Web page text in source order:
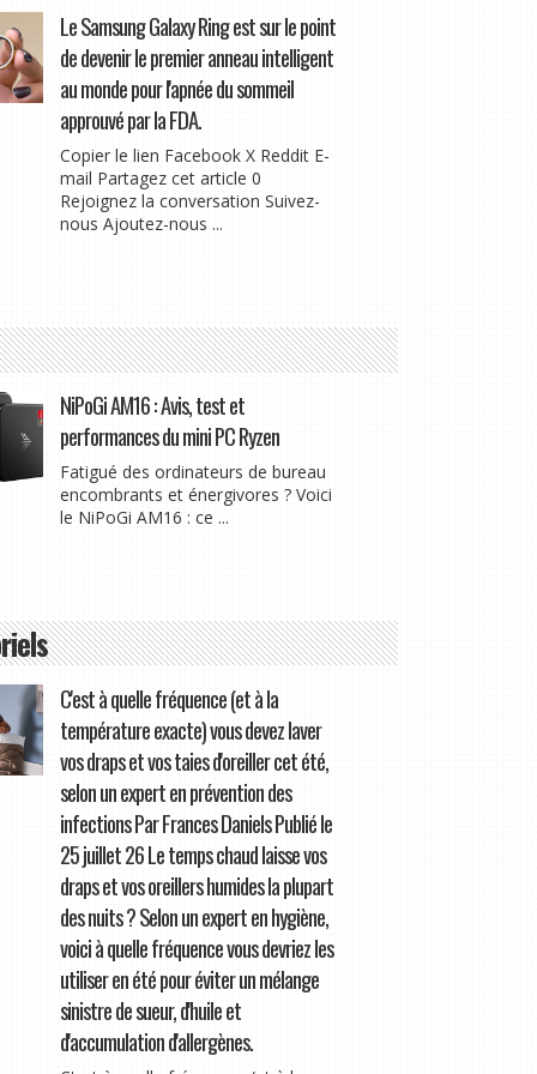
Le Samsung Galaxy Ring est sur le point
de devenir le premier anneau intelligent
au monde pour l'apnée du sommeil
approuvé par la FDA.
Copier le lien Facebook X Reddit E-
mail Partagez cet article 0
Rejoignez la conversation Suivez-
nous Ajoutez-nous ...
NiPoGi AM16 : Avis, test et
performances du mini PC Ryzen
Fatigué des ordinateurs de bureau
encombrants et énergivores ? Voici
le NiPoGi AM16 : ce ...
C'est à quelle fréquence (et à la
température exacte) vous devez laver
vos draps et vos taies d'oreiller cet été,
selon un expert en prévention des
infections Par Frances Daniels Publié le
25 juillet 26 Le temps chaud laisse vos
draps et vos oreillers humides la plupart
des nuits ? Selon un expert en hygiène,
voici à quelle fréquence vous devriez les
utiliser en été pour éviter un mélange
sinistre de sueur, d'huile et
d'accumulation d'allergènes.